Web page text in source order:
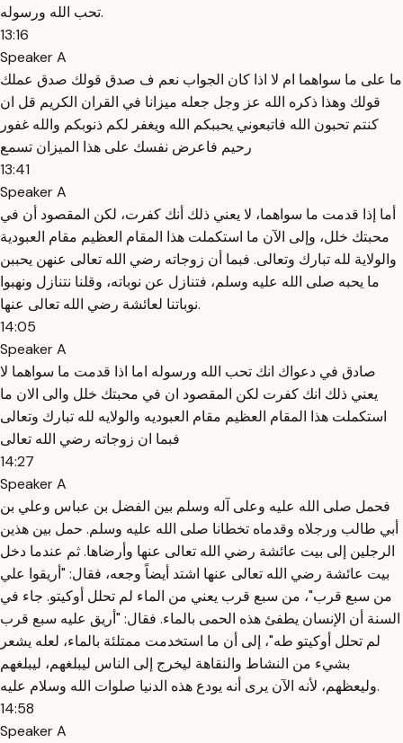
تحب الله ورسوله.
13:16
Speaker A
ما على ما سواهما ام لا اذا كان الجواب نعم ف صدق قولك صدق عملك
قولك وهذا ذكره الله عز وجل جعله ميزانا في القران الكريم قل ان
كنتم تحبون الله فاتبعوني يحببكم الله ويغفر لكم ذنوبكم والله غفور
رحيم فاعرض نفسك على هذا الميزان تسمع
13:41
Speaker A
أما إذا قدمت ما سواهما، لا يعني ذلك أنك كفرت، لكن المقصود أن في
محبتك خلل، وإلى الآن ما استكملت هذا المقام العظيم مقام العبودية
والولاية لله تبارك وتعالى. فبما أن زوجاته رضي الله تعالى عنهن يحببن
ما يحبه صلى الله عليه وسلم، فتنازل عن نوباته، وقلنا نتنازل ونهبوا
نوباتنا لعائشة رضي الله تعالى عنها.
14:05
Speaker A
صادق في دعواك انك تحب الله ورسوله اما اذا قدمت ما سواهما لا
يعني ذلك انك كفرت لكن المقصود ان في محبتك خلل والى الان ما
استكملت هذا المقام العظيم مقام العبوديه والولايه لله تبارك وتعالى
فبما ان زوجاته رضي الله تعالى
14:27
Speaker A
فحمل صلى الله عليه وعلى آله وسلم بين الفضل بن عباس وعلي بن
أبي طالب ورجلاه وقدماه تخطانا صلى الله عليه وسلم. حمل بين هذين
الرجلين إلى بيت عائشة رضي الله تعالى عنها وأرضاها. ثم عندما دخل
بيت عائشة رضي الله تعالى عنها اشتد أيضاً وجعه، فقال: "أريقوا علي
من سبع قرب"، من سبع قرب يعني من الماء لم تحلل أوكيتو. جاء في
السنة أن الإنسان يطفئ هذه الحمى بالماء. فقال: "أريق عليه سبع قرب
لم تحلل أوكيتو طه"، إلى أن ما استخدمت ممتلئة بالماء، لعله يشعر
بشيء من النشاط والنقاهة ليخرج إلى الناس ليبلغهم، ليبلغهم
وليعظهم، لأنه الآن يرى أنه يودع هذه الدنيا صلوات الله وسلام عليه.
14:58
Speaker A